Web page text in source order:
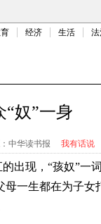
经济 生活
“奴”一身
中华读书报 我有话说
出现，“孩奴”一
母一生都在为子